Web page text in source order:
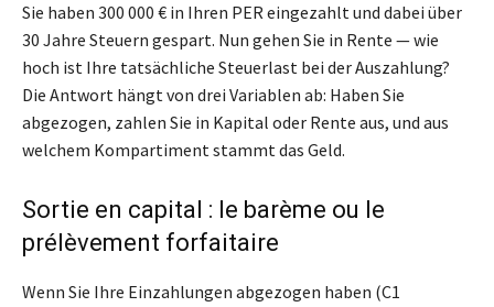
Sie haben 300 000 € in Ihren PER eingezahlt und dabei über
30 Jahre Steuern gespart. Nun gehen Sie in Rente — wie
hoch ist Ihre tatsächliche Steuerlast bei der Auszahlung?
Die Antwort hängt von drei Variablen ab: Haben Sie
abgezogen, zahlen Sie in Kapital oder Rente aus, und aus
welchem Kompartiment stammt das Geld.
Sortie en capital : le barème ou le
prélèvement forfaitaire
Wenn Sie Ihre Einzahlungen abgezogen haben (C1